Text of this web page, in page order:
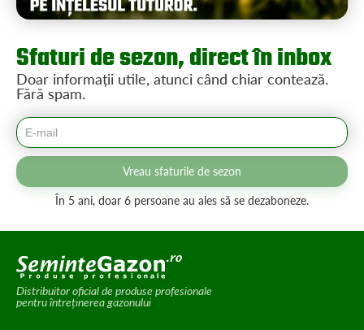
Sfaturi de sezon, direct în inbox
Doar informații utile, atunci când chiar contează.
Fără spam.
Vreau sfaturile de sezon
În 5 ani, doar 6 persoane au ales să se dezaboneze.
Distribuitor oficial de produse profesionale
pentru întreținerea gazonului